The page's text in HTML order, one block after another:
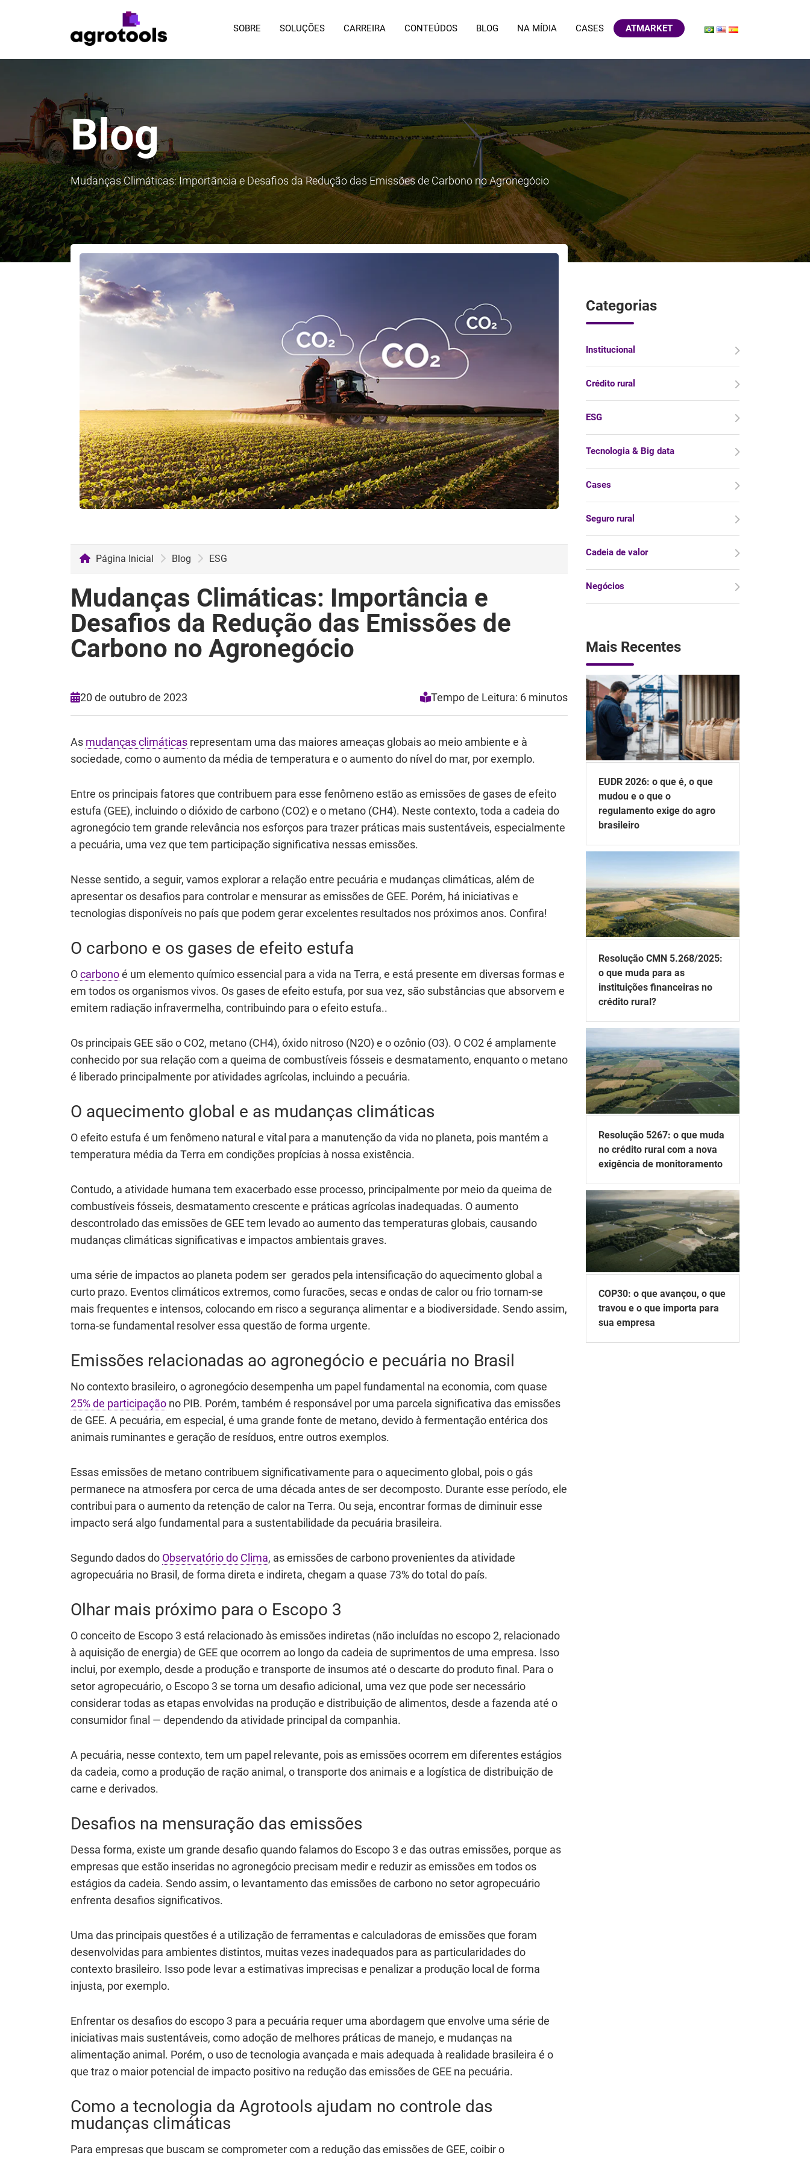
SOBRE SOLUÇÕES CARREIRA CONTEÚDOS BLOG NA MÍDIA CASES ATMARKET
Blog
Mudanças Climáticas: Importância e Desafios da Redução das Emissões de Carbono no Agronegócio
Página Inicial Blog ESG
Mudanças Climáticas: Importância e
Desafios da Redução das Emissões de
Carbono no Agronegócio
20 de outubro de 2023 Tempo de Leitura: 6 minutos
As mudanças climáticas representam uma das maiores ameaças globais ao meio ambiente e à
sociedade, como o aumento da média de temperatura e o aumento do nível do mar, por exemplo.
Entre os principais fatores que contribuem para esse fenômeno estão as emissões de gases de efeito
estufa (GEE), incluindo o dióxido de carbono (CO2) e o metano (CH4). Neste contexto, toda a cadeia do
agronegócio tem grande relevância nos esforços para trazer práticas mais sustentáveis, especialmente
a pecuária, uma vez que tem participação significativa nessas emissões.
Nesse sentido, a seguir, vamos explorar a relação entre pecuária e mudanças climáticas, além de
apresentar os desafios para controlar e mensurar as emissões de GEE. Porém, há iniciativas e
tecnologias disponíveis no país que podem gerar excelentes resultados nos próximos anos. Confira!
O carbono e os gases de efeito estufa
Ocarbonoé um elemento químico essencial para a vida na Terra, e está presente em diversas formas e
em todos os organismos vivos. Os gases de efeito estufa, por sua vez, são substâncias que absorvem e
emitem radiação infravermelha, contribuindo para o efeito estufa..
Os principais GEE são o CO2, metano (CH4), óxido nitroso (N2O) e o ozônio (O3). O CO2 é amplamente
conhecido por sua relação com a queima de combustíveis fósseis e desmatamento, enquanto o metano
é liberado principalmente por atividades agrícolas, incluindo a pecuária.
O aquecimento global e as mudanças climáticas
O efeito estufa é um fenômeno natural e vital para a manutenção da vida no planeta, pois mantém a
temperatura média da Terra em condições propícias à nossa existência.
Contudo, a atividade humana tem exacerbado esse processo, principalmente por meio da queima de
combustíveis fósseis, desmatamento crescente e práticas agrícolas inadequadas. O aumento
descontrolado das emissões de GEE tem levado ao aumento das temperaturas globais, causando
mudanças climáticas significativas e impactos ambientais graves.
uma série de impactos ao planeta podem ser gerados pela intensificação do aquecimento global a
curto prazo. Eventos climáticos extremos, como furacões, secas e ondas de calor ou frio tornam-se
mais frequentes e intensos, colocando em risco a segurança alimentar e a biodiversidade. Sendo assim,
torna-se fundamental resolver essa questão de forma urgente.
Emissões relacionadas ao agronegócio e pecuária no Brasil
No contexto brasileiro, o agronegócio desempenha um papel fundamental na economia, com quase
25% de participação no PIB. Porém, também é responsável por uma parcela significativa das emissões
de GEE. A pecuária, em especial, é uma grande fonte de metano, devido à fermentação entérica dos
animais ruminantes e geração de resíduos, entre outros exemplos.
Essas emissões de metano contribuem significativamente para o aquecimento global, pois o gás
permanece na atmosfera por cerca de uma década antes de ser decomposto. Durante esse período, ele
contribui para o aumento da retenção de calor na Terra. Ou seja, encontrar formas de diminuir esse
impacto será algo fundamental para a sustentabilidade da pecuária brasileira.
Segundo dados do Observatório do Clima, as emissões de carbono provenientes da atividade
agropecuária no Brasil, de forma direta e indireta, chegam a quase 73% do total do país.
Olhar mais próximo para o Escopo 3
O conceito de Escopo 3 está relacionado às emissões indiretas (não incluídas no escopo 2, relacionado
à aquisição de energia) de GEE que ocorrem ao longo da cadeia de suprimentos de uma empresa. Isso
inclui, por exemplo, desde a produção e transporte de insumos até o descarte do produto final. Para o
setor agropecuário, o Escopo 3 se torna um desafio adicional, uma vez que pode ser necessário
considerar todas as etapas envolvidas na produção e distribuição de alimentos, desde a fazenda até o
consumidor final — dependendo da atividade principal da companhia.
A pecuária, nesse contexto, tem um papel relevante, pois as emissões ocorrem em diferentes estágios
da cadeia, como a produção de ração animal, o transporte dos animais e a logística de distribuição de
carne e derivados.
Desafios na mensuração das emissões
Dessa forma, existe um grande desafio quando falamos do Escopo 3 e das outras emissões, porque as
empresas que estão inseridas no agronegócio precisam medir e reduzir as emissões em todos os
estágios da cadeia. Sendo assim, o levantamento das emissões de carbono no setor agropecuário
enfrenta desafios significativos.
Uma das principais questões é a utilização de ferramentas e calculadoras de emissões que foram
desenvolvidas para ambientes distintos, muitas vezes inadequados para as particularidades do
contexto brasileiro. Isso pode levar a estimativas imprecisas e penalizar a produção local de forma
injusta, por exemplo.
Enfrentar os desafios do escopo 3 para a pecuária requer uma abordagem que envolve uma série de
iniciativas mais sustentáveis, como adoção de melhores práticas de manejo, e mudanças na
alimentação animal. Porém, o uso de tecnologia avançada e mais adequada à realidade brasileira é o
que traz o maior potencial de impacto positivo na redução das emissões de GEE na pecuária.
Como a tecnologia da Agrotools ajudam no controle das
mudanças climáticas
Para empresas que buscam se comprometer com a redução das emissões de GEE, coibir o
Categorias
Institucional
Crédito rural
ESG
Tecnologia & Big data
Cases
Seguro rural
Cadeia de valor
Negócios
Mais Recentes
EUDR 2026: o que é, o que
mudou e o que o
regulamento exige do agro
brasileiro
Resolução CMN 5.268/2025:
o que muda para as
instituições financeiras no
crédito rural?
Resolução 5267: o que muda
no crédito rural com a nova
exigência de monitoramento
COP30: o que avançou, o que
travou e o que importa para
sua empresa